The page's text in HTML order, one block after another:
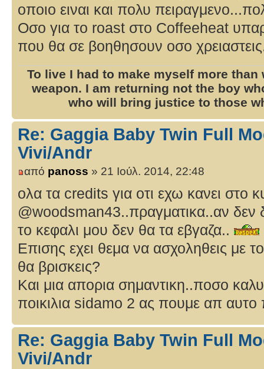
οποιο ειναι και πολυ
Οσο για το roast στο Coffeeheat
που θα σε βοηθησουν οσο
To live I had to make myself more
weapon. I am returning not the boy
who will bring justice to those
Re: Gaggia Baby Twin Full
Vivi/Andr
από panoss » 21 Ιούλ. 2014, 22:48
ολα τα credits για οτι εχω κανει στο
@woodsman43..πραγματικα..αν δεν
το κεφαλι μου δεν θα τα εβγαζα..
Επισης εχει θεμα να ασχοληθεις με
θα βρισκεις?
Και μια απορια σημαντικη..ποσο
ποικιλια sidamo 2 ας πουμε απ αυτο
Re: Gaggia Baby Twin Full
Vivi/Andr